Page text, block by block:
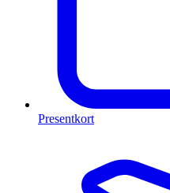
Presentkort